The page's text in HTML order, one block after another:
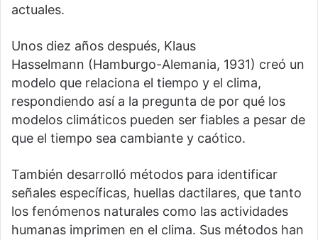
actuales.
Unos diez años después, Klaus
Hasselmann (Hamburgo-Alemania, 1931) creó un
modelo que relaciona el tiempo y el clima,
respondiendo así a la pregunta de por qué los
modelos climáticos pueden ser fiables a pesar de
que el tiempo sea cambiante y caótico.
También desarrolló métodos para identificar
señales específicas, huellas dactilares, que tanto
los fenómenos naturales como las actividades
humanas imprimen en el clima. Sus métodos han